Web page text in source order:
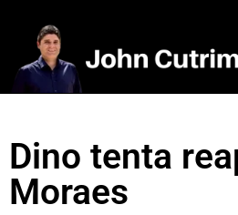
Dino tenta
Moraes